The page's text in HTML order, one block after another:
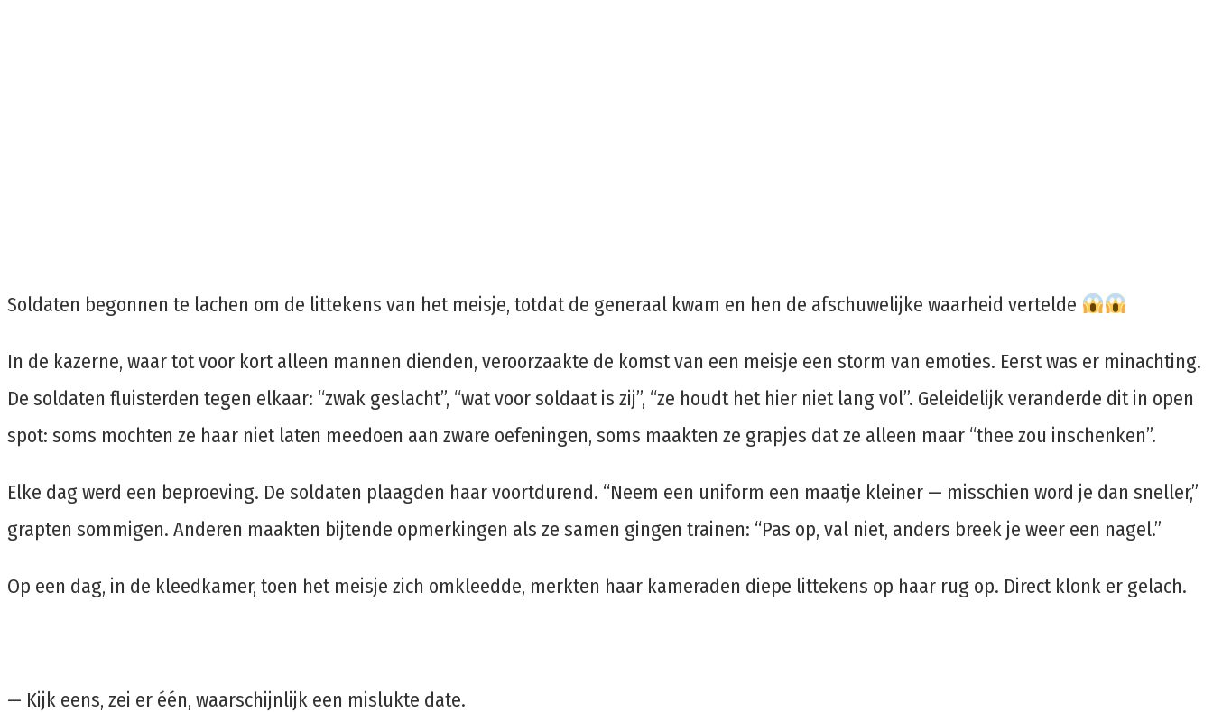
Soldaten begonnen te lachen om de littekens van het meisje, totdat de generaal kwam en hen de afschuwelijke waarheid vertelde
In de kazerne, waar tot voor kort alleen mannen dienden, veroorzaakte de komst van een meisje een storm van emoties. Eerst was er minachting.
De soldaten fluisterden tegen elkaar: “zwak geslacht”, “wat voor soldaat is zij”, “ze houdt het hier niet lang vol”. Geleidelijk veranderde dit in open
spot: soms mochten ze haar niet laten meedoen aan zware oefeningen, soms maakten ze grapjes dat ze alleen maar “thee zou inschenken”.
Elke dag werd een beproeving. De soldaten plaagden haar voortdurend. “Neem een uniform een maatje kleiner — misschien word je dan sneller,”
grapten sommigen. Anderen maakten bijtende opmerkingen als ze samen gingen trainen: “Pas op, val niet, anders breek je weer een nagel.”
Op een dag, in de kleedkamer, toen het meisje zich omkleedde, merkten haar kameraden diepe littekens op haar rug op. Direct klonk er gelach.
— Kijk eens, zei er één, waarschijnlijk een mislukte date.